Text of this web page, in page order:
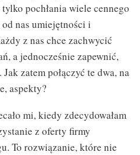
pochłania wiele cennego
nas umiejętności i
z nas chce zachwycić
a jednocześnie zapewnić,
zatem połączyć te dwa, na
aspekty?
mi, kiedy zdecydowałam
z oferty firmy
To rozwiązanie, które nie